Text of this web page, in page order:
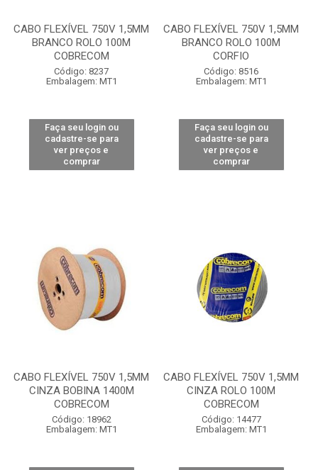
CABO FLEXÍVEL 750V 1,5MM
BRANCO ROLO 100M
COBRECOM
Código: 8237
Embalagem: MT1
Faça seu login ou
cadastre-se para
ver preços e
comprar
CABO FLEXÍVEL 750V 1,5MM
BRANCO ROLO 100M
CORFIO
Código: 8516
Embalagem: MT1
Faça seu login ou
cadastre-se para
ver preços e
comprar
CABO FLEXÍVEL 750V 1,5MM
CINZA BOBINA 1400M
COBRECOM
Código: 18962
Embalagem: MT1
CABO FLEXÍVEL 750V 1,5MM
CINZA ROLO 100M
COBRECOM
Código: 14477
Embalagem: MT1